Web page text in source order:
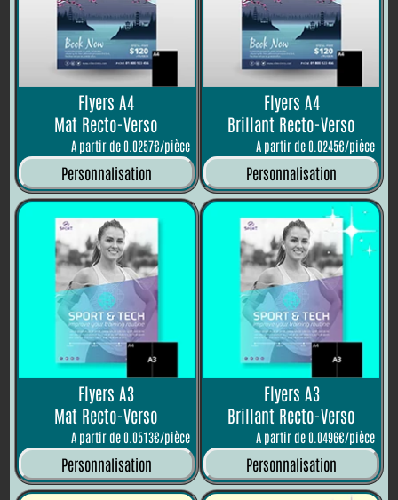
Flyers A4
Mat Recto-Verso
A partir de 0.0257€/pièce
Personnalisation
Flyers A4
Brillant Recto-Verso
A partir de 0.0245€/pièce
Personnalisation
Flyers A3
Mat Recto-Verso
A partir de 0.0513€/pièce
Personnalisation
Flyers A3
Brillant Recto-Verso
A partir de 0.0496€/pièce
Personnalisation